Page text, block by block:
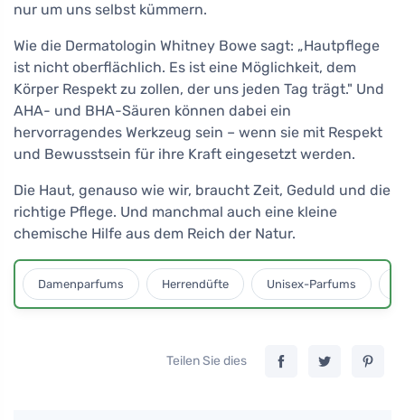
nur um uns selbst kümmern.
Wie die Dermatologin Whitney Bowe sagt: „Hautpflege
ist nicht oberflächlich. Es ist eine Möglichkeit, dem
Körper Respekt zu zollen, der uns jeden Tag trägt." Und
AHA- und BHA-Säuren können dabei ein
hervorragendes Werkzeug sein – wenn sie mit Respekt
und Bewusstsein für ihre Kraft eingesetzt werden.
Die Haut, genauso wie wir, braucht Zeit, Geduld und die
richtige Pflege. Und manchmal auch eine kleine
chemische Hilfe aus dem Reich der Natur.
Damenparfums Herrendüfte Unisex-Parfums
Teilen Sie dies